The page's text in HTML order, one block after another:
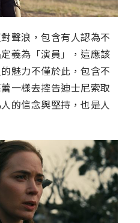
聲浪，包含有人認為不
義為「演員」，這應該
魅力不僅於此，包含不
一樣去控告迪士尼索取
的信念與堅持，也是人